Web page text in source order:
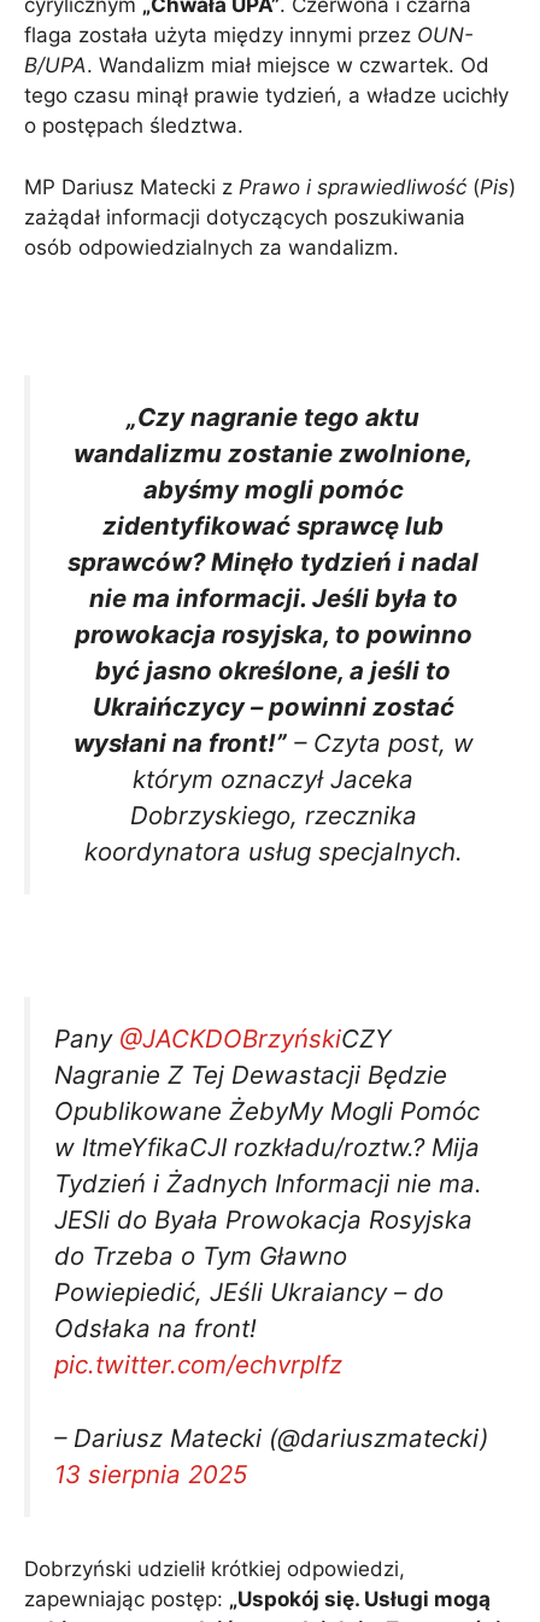
cyrylicznym „Chwała UPA”. Czerwona i czarna
flaga została użyta między innymi przez OUN-
B/UPA. Wandalizm miał miejsce w czwartek. Od
tego czasu minął prawie tydzień, a władze ucichły
o postępach śledztwa.
MP Dariusz Matecki z Prawo i sprawiedliwość (Pis)
zażądał informacji dotyczących poszukiwania
osób odpowiedzialnych za wandalizm.
„Czy nagranie tego aktu
wandalizmu zostanie zwolnione,
abyśmy mogli pomóc
zidentyfikować sprawcę lub
sprawców? Minęło tydzień i nadal
nie ma informacji. Jeśli była to
prowokacja rosyjska, to powinno
być jasno określone, a jeśli to
Ukraińczycy – powinni zostać
wysłani na front!”– Czyta post, w
którym oznaczył Jaceka
Dobrzyskiego, rzecznika
koordynatora usług specjalnych.
Pany @JACKDOBrzyńskiCZY
Nagranie Z Tej Dewastacji Będzie
Opublikowane ŻebyMy Mogli Pomóc
w ItmeYfikaCJI rozkładu/roztw.? Mija
Tydzień i Żadnych Informacji nie ma.
JESli do Byała Prowokacja Rosyjska
do Trzeba o Tym Gławno
Powiepiedić, JEśli Ukraiancy – do
Odsłaka na front!
pic.twitter.com/echvrplfz
– Dariusz Matecki (@dariuszmatecki)
13 sierpnia 2025
Dobrzyński udzielił krótkiej odpowiedzi,
zapewniając postęp: „Uspokój się. Usługi mogą